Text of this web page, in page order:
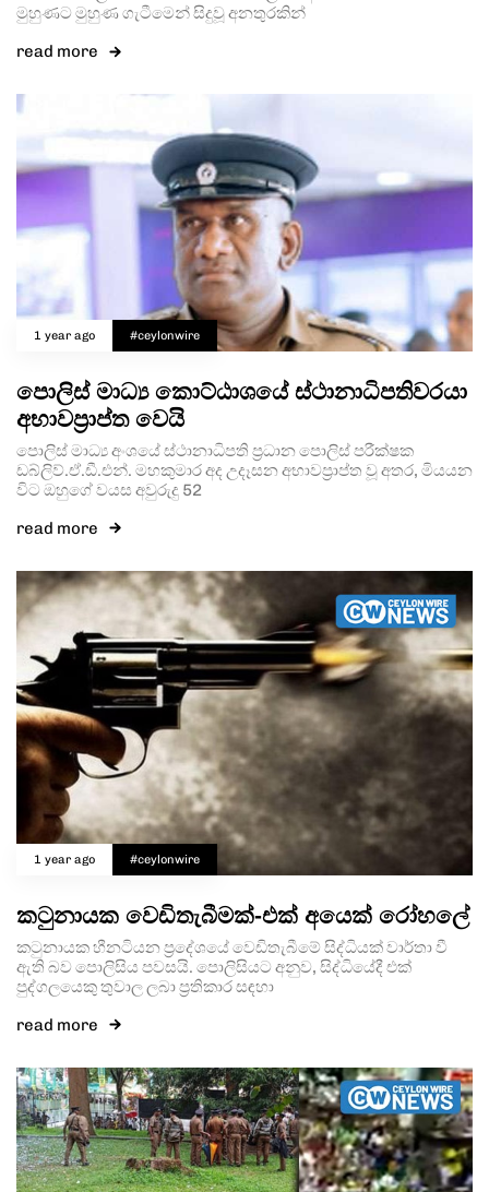
මුහුණට මුහුණ ගැටීමෙන් සිදුවූ අනතුරකින්
read more
1 year ago #ceylonwire
පොලිස් මාධ්‍ය කොට්ඨාශයේ ස්ථානාධිපතිවරයා
අභාවප්‍රාප්ත වෙයි
පොලිස් මාධ්‍ය අංශයේ ස්ථානාධිපති ප්‍රධාන පොලිස් පරීක්ෂක
ඩබ්ලිව්.ඒ.ඩී.එන්. මහකුමාර අද උදෑසන අභාවප්‍රාප්ත වූ අතර, මියයන
විට ඔහුගේ වයස අවුරුදු 52
read more
1 year ago #ceylonwire
කටුනායක වෙඩිතැබීමක්-එක් අයෙක් රෝහලේ
කටුනායක හීනටියන ප්‍රදේශයේ වෙඩිතැබීමේ සිද්ධියක් වාර්තා වී
ඇති බව පොලිසිය පවසයි. පොලිසියට අනුව, සිද්ධියේදී එක්
පුද්ගලයෙකු තුවාල ලබා ප්‍රතිකාර සඳහා
read more